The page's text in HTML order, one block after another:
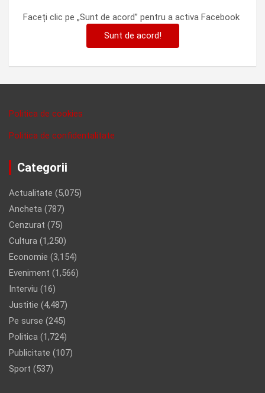
Faceți clic pe „Sunt de acord” pentru a activa Facebook
Sunt de acord!
Politica de cookies
Politica de confidentalitate
Categorii
Actualitate (5,075)
Ancheta (787)
Cenzurat (75)
Cultura (1,250)
Economie (3,154)
Eveniment (1,566)
Interviu (16)
Justitie (4,487)
Pe surse (245)
Politica (1,724)
Publicitate (107)
Sport (537)